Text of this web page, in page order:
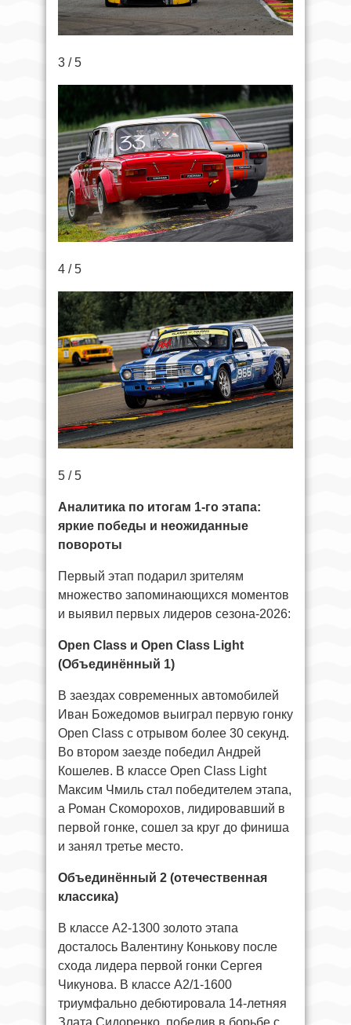
3 / 5
4 / 5
5 / 5
Аналитика по итогам 1‑го этапа:
яркие победы и неожиданные
повороты
Первый этап подарил зрителям
множество запоминающихся моментов
и выявил первых лидеров сезона‑2026:
Open Class и Open Class Light
(Объединённый 1)
В заездах современных автомобилей
Иван Божедомов выиграл первую гонку
Open Class с отрывом более 30 секунд.
Во втором заезде победил Андрей
Кошелев. В классе Open Class Light
Максим Чмиль стал победителем этапа,
а Роман Скоморохов, лидировавший в
первой гонке, сошел за круг до финиша
и занял третье место.
Объединённый 2 (отечественная
классика)
В классе А2‑1300 золото этапа
досталось Валентину Конькову после
схода лидера первой гонки Сергея
Чикунова. В классе А2/1‑1600
триумфально дебютировала 14‑летняя
Злата Сидоренко, победив в борьбе с